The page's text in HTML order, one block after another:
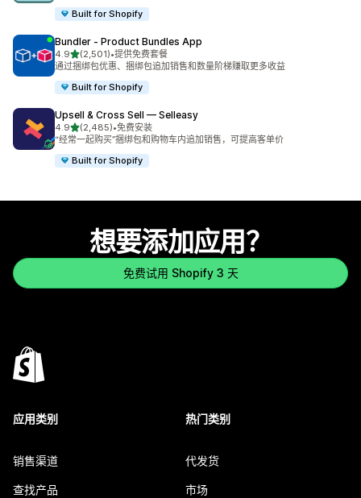
Built for Shopify
Bundler ‑ Product Bundles App
4.9星（满分 5 星）
(2,501)
总共 2501 条评论
•提供免费套餐
通过捆绑包优惠、捆绑包追加销售和数量阶梯赚取更多收益
Built for Shopify
Upsell & Cross Sell — Selleasy
4.9星（满分 5 星）
(2,485)
总共 2485 条评论
•免费安装
“经常一起购买”捆绑包和购物车内追加销售，可提高客单价
Built for Shopify
想要添加应用？
免费试用 Shopify 3 天
应用类别
销售渠道
查找产品
热门类别
代发货
市场